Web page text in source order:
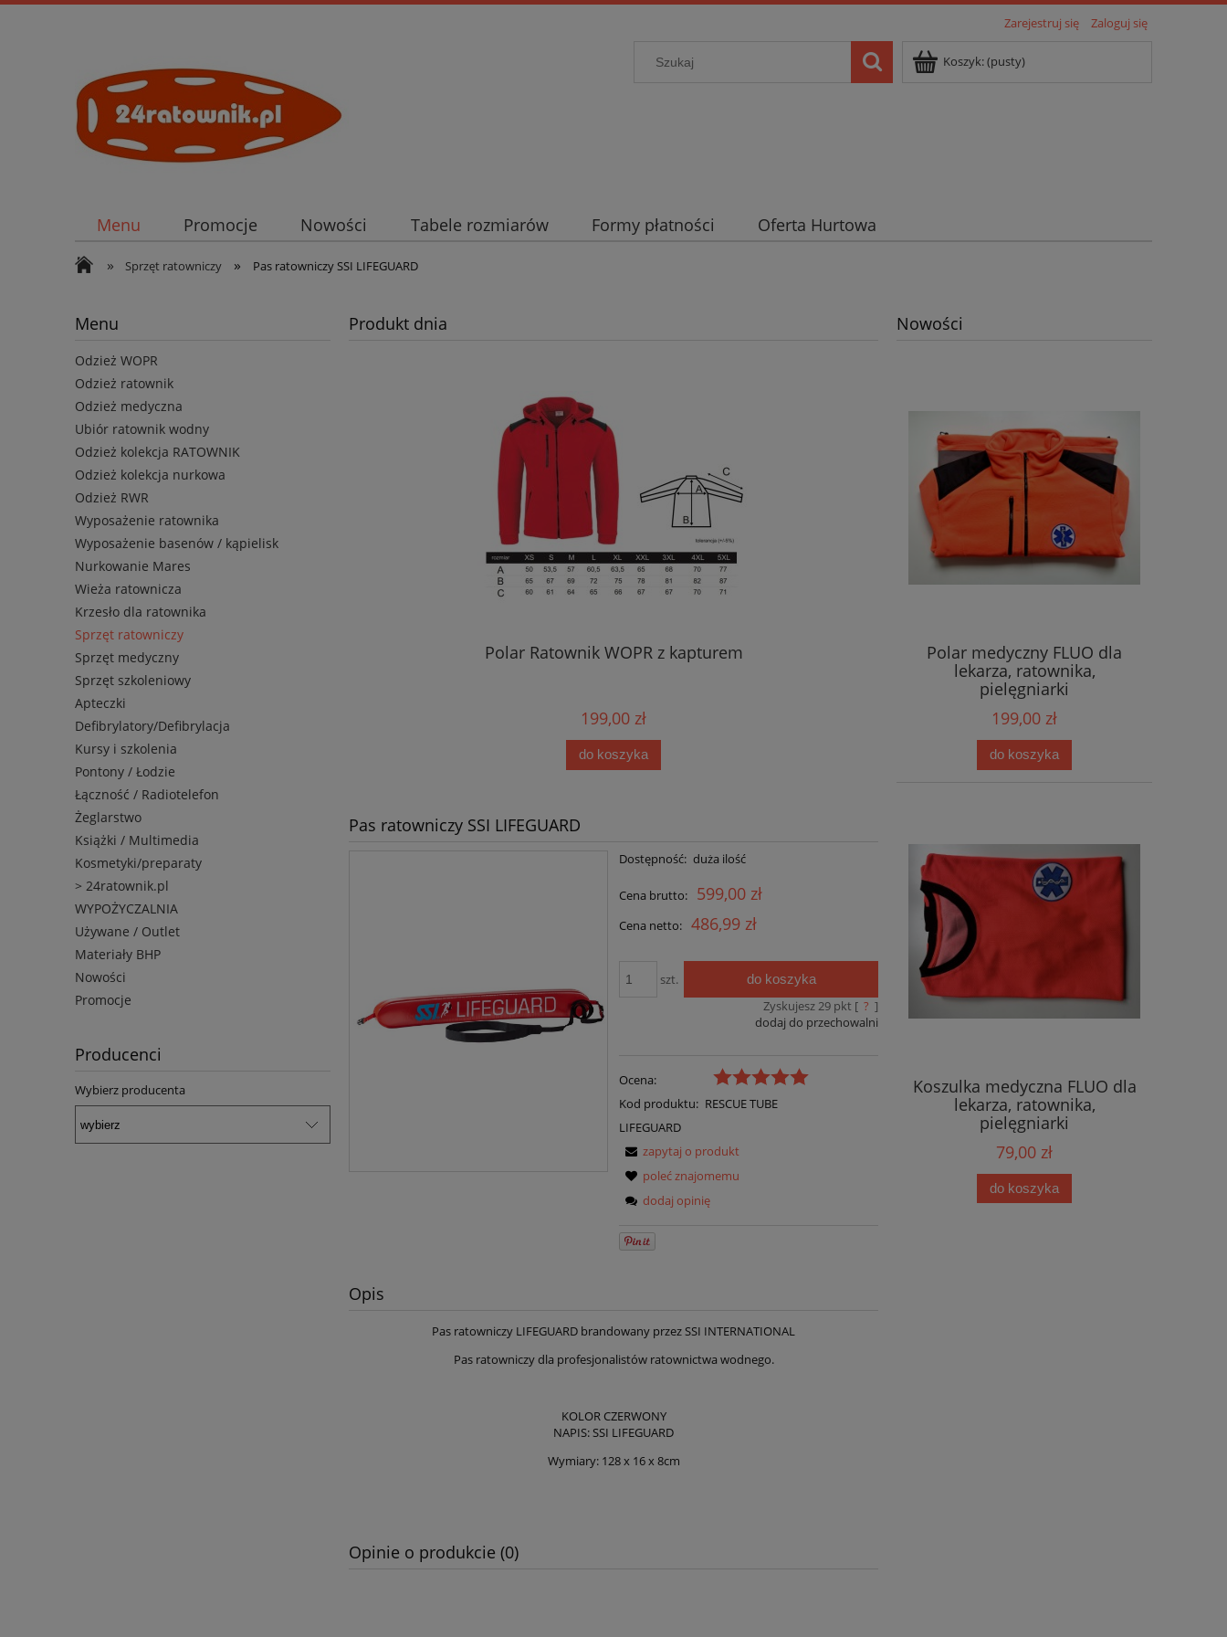
Zarejestruj się Zaloguj się
Koszyk:(pusty)
Menu Promocje Nowości Tabele rozmiarów Formy płatności Oferta Hurtowa
» Sprzęt ratowniczy » Pas ratowniczy SSI LIFEGUARD
Menu
Odzież WOPR
Odzież ratownik
Odzież medyczna
Ubiór ratownik wodny
Odzież kolekcja RATOWNIK
Odzież kolekcja nurkowa
Odzież RWR
Wyposażenie ratownika
Wyposażenie basenów / kąpielisk
Nurkowanie Mares
Wieża ratownicza
Krzesło dla ratownika
Sprzęt ratowniczy
Sprzęt medyczny
Sprzęt szkoleniowy
Apteczki
Defibrylatory/Defibrylacja
Kursy i szkolenia
Pontony / Łodzie
Łączność / Radiotelefon
Żeglarstwo
Książki / Multimedia
Kosmetyki/preparaty
> 24ratownik.pl
WYPOŻYCZALNIA
Używane / Outlet
Materiały BHP
Nowości
Promocje
Producenci
Wybierz producenta
Produkt dnia
Polar Ratownik WOPR z kapturem
199,00 zł
do koszyka
Pas ratowniczy SSI LIFEGUARD
Dostępność: duża ilość
Cena brutto: 599,00 zł
Cena netto: 486,99 zł
szt. do koszyka
Zyskujesz29pkt [ ? ]
dodaj do przechowalni
Ocena:
Kod produktu: RESCUE TUBE
LIFEGUARD
zapytaj o produkt
poleć znajomemu
dodaj opinię
Opis
Pas ratowniczy LIFEGUARD brandowany przez SSI INTERNATIONAL
Pas ratowniczy dla profesjonalistów ratownictwa wodnego.
KOLOR CZERWONY
NAPIS: SSI LIFEGUARD
Wymiary: 128 x 16 x 8cm
Opinie o produkcie (0)
Nowości
Polar medyczny FLUO dla
lekarza, ratownika,
pielęgniarki
199,00 zł
do koszyka
Koszulka medyczna FLUO dla
lekarza, ratownika,
pielęgniarki
79,00 zł
do koszyka